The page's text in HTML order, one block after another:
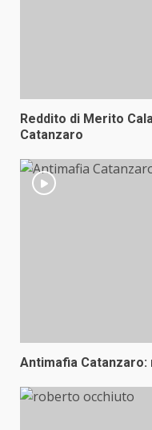
Reddito di Merito
Catanzaro
Antimafia Catanzaro: